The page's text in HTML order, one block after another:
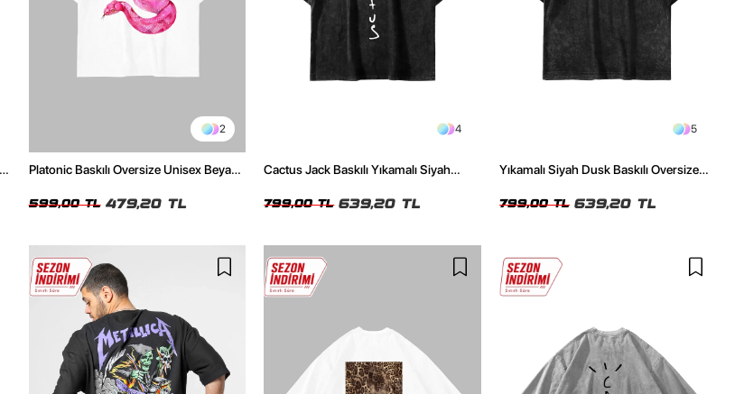
2
Platonic Baskılı Oversize Unisex Beyaz
599,00 TL 479,20 TL
4
Cactus Jack Baskılı Yıkamalı Siyah
799,00 TL 639,20 TL
5
Yıkamalı Siyah Dusk Baskılı Oversize
799,00 TL 639,20 TL